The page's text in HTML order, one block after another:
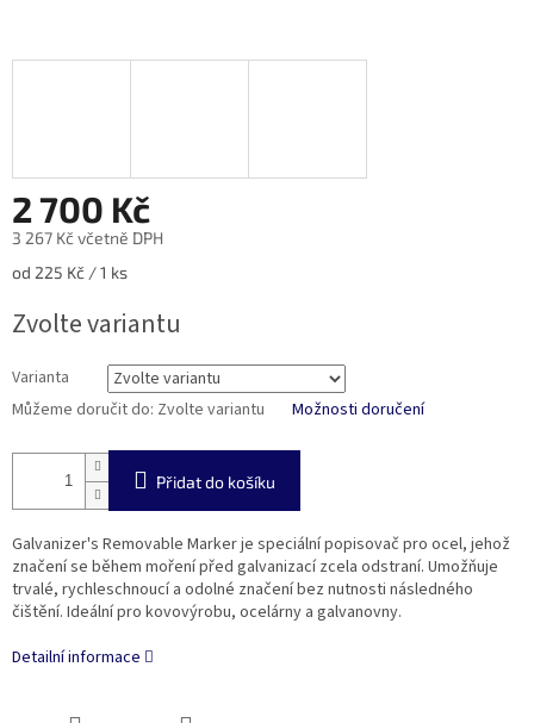
2 700 Kč
3 267 Kč včetně DPH
Měrná
od 225 Kč / 1 ks
Zvolte variantu
Varianta
Můžeme doručit do: Zvolte variantu Možnosti doručení
Přidat do košíku
Galvanizer's Removable Marker je speciální popisovač pro ocel, jehož
značení se během moření před galvanizací zcela odstraní. Umožňuje
trvalé, rychleschnoucí a odolné značení bez nutnosti následného
čištění. Ideální pro kovovýrobu, ocelárny a galvanovny.
Detailní informace